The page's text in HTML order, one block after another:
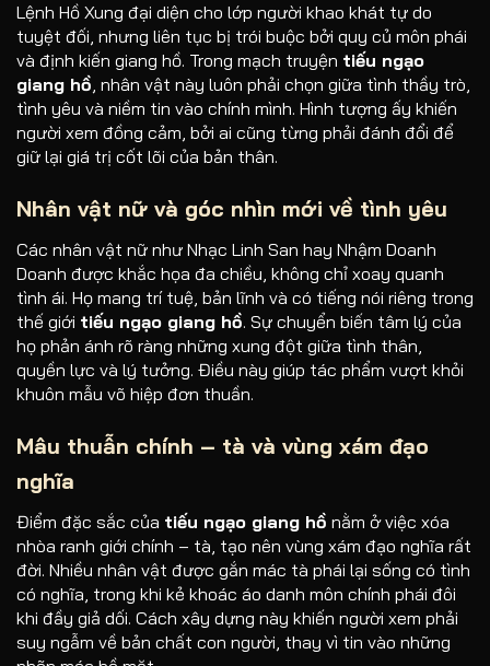
Lệnh Hồ Xung đại diện cho lớp người khao khát tự do
tuyệt đối, nhưng liên tục bị trói buộc bởi quy củ môn phái
và định kiến giang hồ. Trong mạch truyện tiếu ngạo
giang hồ, nhân vật này luôn phải chọn giữa tình thầy trò,
tình yêu và niềm tin vào chính mình. Hình tượng ấy khiến
người xem đồng cảm, bởi ai cũng từng phải đánh đổi để
giữ lại giá trị cốt lõi của bản thân.
Nhân vật nữ và góc nhìn mới về tình yêu
Các nhân vật nữ như Nhạc Linh San hay Nhậm Doanh
Doanh được khắc họa đa chiều, không chỉ xoay quanh
tình ái. Họ mang trí tuệ, bản lĩnh và có tiếng nói riêng trong
thế giới tiếu ngạo giang hồ. Sự chuyển biến tâm lý của
họ phản ánh rõ ràng những xung đột giữa tình thân,
quyền lực và lý tưởng. Điều này giúp tác phẩm vượt khỏi
khuôn mẫu võ hiệp đơn thuần.
Mâu thuẫn chính – tà và vùng xám đạo
nghĩa
Điểm đặc sắc của tiếu ngạo giang hồ nằm ở việc xóa
nhòa ranh giới chính – tà, tạo nên vùng xám đạo nghĩa rất
đời. Nhiều nhân vật được gắn mác tà phái lại sống có tình
có nghĩa, trong khi kẻ khoác áo danh môn chính phái đôi
khi đầy giả dối. Cách xây dựng này khiến người xem phải
suy ngẫm về bản chất con người, thay vì tin vào những